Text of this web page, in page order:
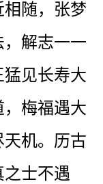
随，张梦
解志一一
猛见长寿大
梅福遇大
机。历古
士不遇